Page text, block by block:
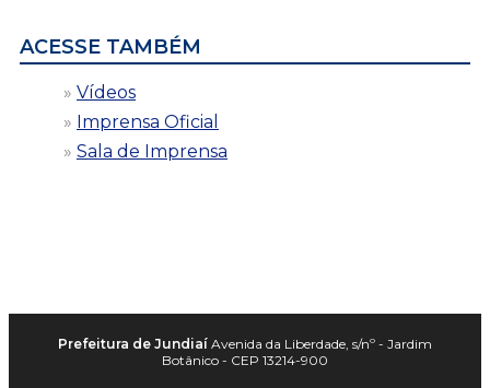
ACESSE TAMBÉM
Vídeos
Imprensa Oficial
Sala de Imprensa
Prefeitura de Jundiaí Avenida da Liberdade, s/nº - Jardim
Botânico - CEP 13214-900